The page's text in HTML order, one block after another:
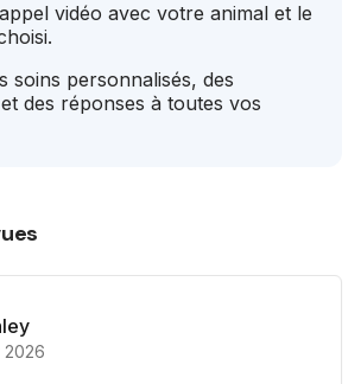
vidéo avec votre animal et le
soins personnalisés, des
des réponses à toutes vos
2026